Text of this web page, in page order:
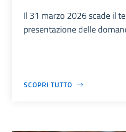
Il 31 marzo 2026 scade il
presentazione delle
SCOPRI TUTTO